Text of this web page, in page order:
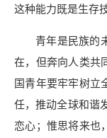
这种能力既是生存
青年是民族的
在，但奔向人类共
国青年要牢牢树立
任，推动全球和谐
恋心；惟思将来也